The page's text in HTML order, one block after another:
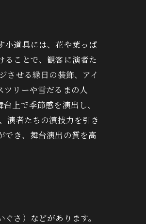
小道具には、花や葉っぱ
ることで、観客に演者た
させる縁日の装飾、アイ
ツリーや雪だるまの人
上で季節感を演出し、
演者たちの演技力を引き
でき、舞台演出の質を高
さ）などがあります。